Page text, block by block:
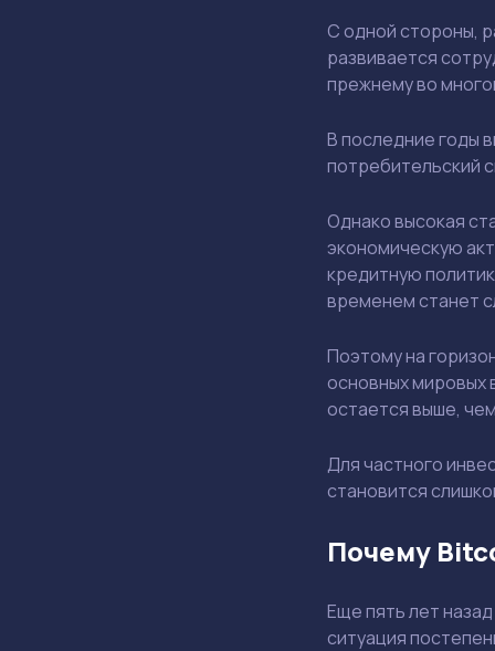
С одной стороны,
развивается
прежнему во
В последние годы
потребительский
Однако высокая
экономическую
кредитную
временем станет
Поэтому на
основных мировых
остается выше,
Для частного
становится
Почему
Еще пять лет
ситуация